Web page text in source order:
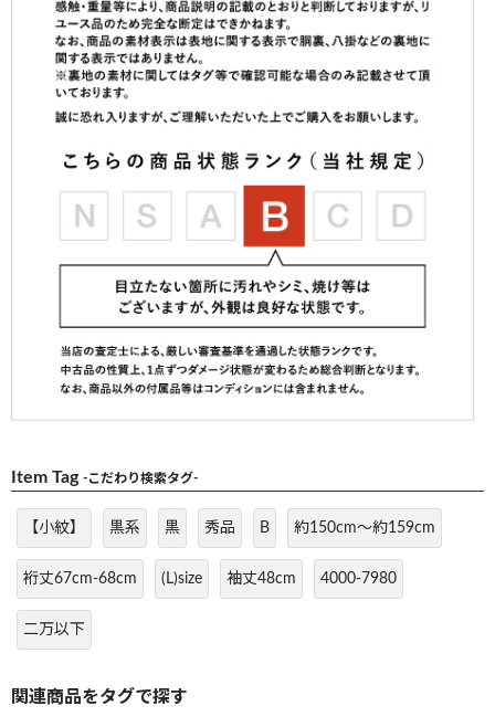
Item Tag -こだわり検索タグ-
【小紋】 黒系 黒 秀品 B 約150cm～約159cm
裄丈67cm-68cm (L)size 袖丈48cm 4000-7980
二万以下